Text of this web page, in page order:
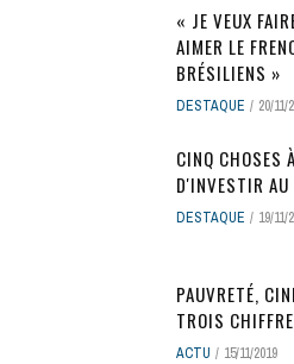
« JE VEUX
AIMER LE
BRÉSILIENS »
DESTAQUE 20/11/
CINQ CHOSES
D'INVESTIR AU
DESTAQUE 19/11/
PAUVRETÉ,
TROIS
ACTU 15/11/2019